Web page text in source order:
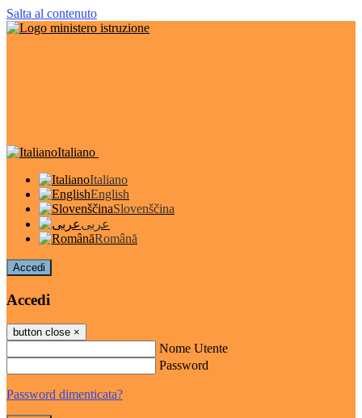
Salta al contenuto
Italiano
Italiano
English
Slovenščina
عربى
Română
Accedi
Accedi
button close ×
Nome Utente
Password
Password dimenticata?